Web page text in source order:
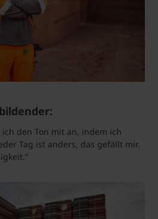
den Ton mit an, indem ich
Tag ist anders, das gefällt mir.